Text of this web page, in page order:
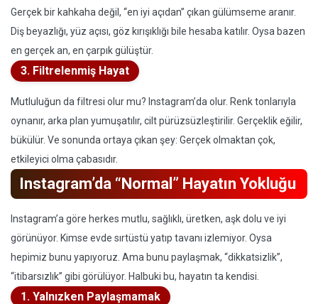
Gerçek bir kahkaha değil, “en iyi açıdan” çıkan gülümseme aranır.
Diş beyazlığı, yüz açısı, göz kırışıklığı bile hesaba katılır. Oysa bazen
en gerçek an, en çarpık gülüştür.
3. Filtrelenmiş Hayat
Mutluluğun da filtresi olur mu? Instagram’da olur. Renk tonlarıyla
oynanır, arka plan yumuşatılır, cilt pürüzsüzleştirilir. Gerçeklik eğilir,
bükülür. Ve sonunda ortaya çıkan şey: Gerçek olmaktan çok,
etkileyici olma çabasıdır.
Instagram’da “Normal” Hayatın Yokluğu
Instagram’a göre herkes mutlu, sağlıklı, üretken, aşk dolu ve iyi
görünüyor. Kimse evde sırtüstü yatıp tavanı izlemiyor. Oysa
hepimiz bunu yapıyoruz. Ama bunu paylaşmak, “dikkatsizlik”,
“itibarsızlık” gibi görülüyor. Halbuki bu, hayatın ta kendisi.
1. Yalnızken Paylaşmamak